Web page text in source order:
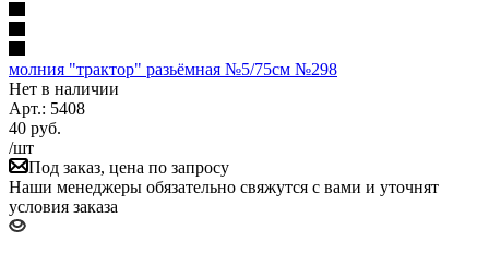
молния "трактор" разьёмная №5/75см №298
Нет в наличии
Арт.: 5408
40 руб.
/шт
Под заказ, цена по запросу
Наши менеджеры обязательно свяжутся с вами и уточнят
условия заказа